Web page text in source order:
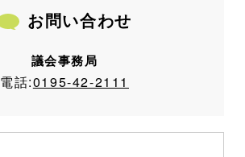
お問い合わせ
議会事務局
電話:0195-42-2111